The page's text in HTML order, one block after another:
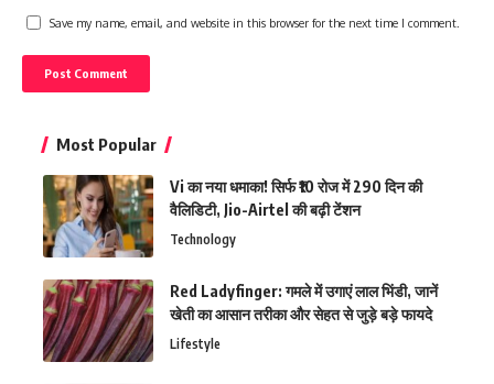
Save my name, email, and website in this browser for the next time I comment.
Most Popular
Vi का नया धमाका! सिर्फ ₹10 रोज में 290 दिन की
वैलिडिटी, Jio-Airtel की बढ़ी टेंशन
Technology
Red Ladyfinger: गमले में उगाएं लाल भिंडी, जानें
खेती का आसान तरीका और सेहत से जुड़े बड़े फायदे
Lifestyle